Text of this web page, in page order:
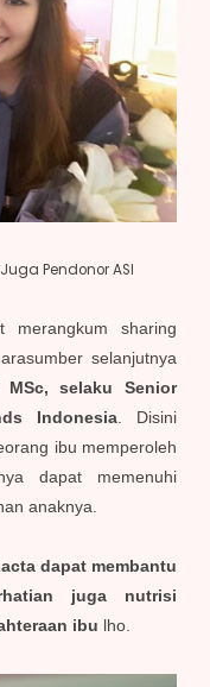
Pendonor ASI
sharing
selanjutnya
selaku Senior
Indonesia. Disini
ibu memperoleh
dapat memenuhi
anaknya.
dapat membantu
juga nutrisi
ibu lho.